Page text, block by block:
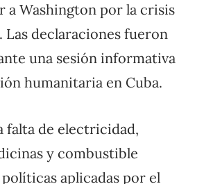
a Washington por la crisis
Las declaraciones fueron
una sesión informativa
humanitaria en Cuba.
falta de electricidad,
y combustible
aplicadas por el